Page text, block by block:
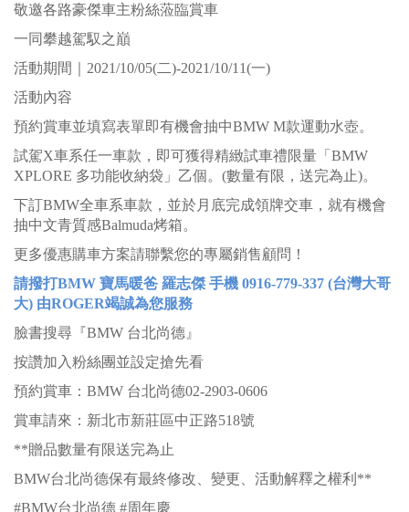
敬邀各路豪傑車主粉絲蒞臨賞車
一同攀越駕馭之巔
活動期間｜2021/10/05(二)-2021/10/11(一)
活動內容
預約賞車並填寫表單即有機會抽中BMW M款運動水壺。
試駕X車系任一車款，即可獲得精緻試車禮限量「BMW
XPLORE 多功能收納袋」乙個。(數量有限，送完為止)。
下訂BMW全車系車款，並於月底完成領牌交車，就有機會
抽中文青質感Balmuda烤箱。
更多優惠購車方案請聯繫您的專屬銷售顧問！
請撥打BMW 寶馬暖爸 羅志傑 手機 0916-779-337 (台灣大哥
大) 由ROGER竭誠為您服務
臉書搜尋『BMW 台北尚德』
按讚加入粉絲團並設定搶先看
預約賞車：BMW 台北尚德02-2903-0606
賞車請來：新北市新莊區中正路518號
**贈品數量有限送完為止
BMW台北尚德保有最終修改、變更、活動解釋之權利**
#BMW台北尚德 #周年慶